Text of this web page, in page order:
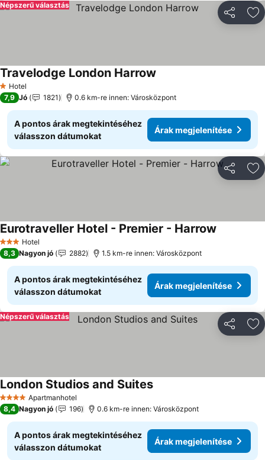
Népszerű választás
1 Kategória
Hotel
Travelodge London Harrow
7,9 Jó 1821 0.6 km-re innen: Városközpont
A pontos árak megtekintéséhez
válasszon dátumokat
Árak megjelenítése
3 Kategória
Hotel
Eurotraveller Hotel - Premier - Harrow
8,3 Nagyon jó 2882 1.5 km-re innen: Városközpont
A pontos árak megtekintéséhez
válasszon dátumokat
Árak megjelenítése
Népszerű választás
4 KategóriaApartmanhotel
London Studios and SuitesÁrak megjelenítése
8,4 Nagyon jó 196 0.6 km-re innen: Városközpont
A pontos árak megtekintéséhez
válasszon dátumokat
Árak megjelenítése